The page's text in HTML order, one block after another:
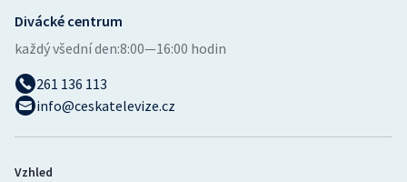
Divácké centrum
každý všední den:8:00—16:00 hodin
261 136 113
info@ceskatelevize.cz
Vzhled